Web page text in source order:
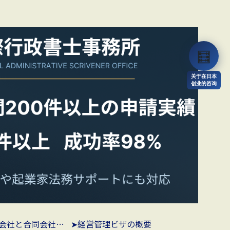
🧮
关于在日本
创业的咨询
➤株式会社と合同会社の違い ➤経営管理ビザの概要